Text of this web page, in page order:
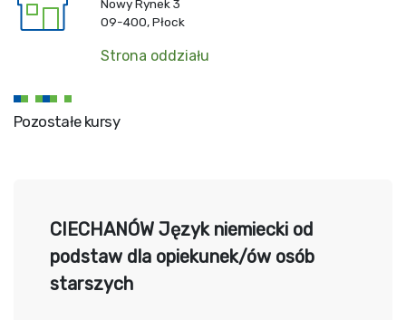
Nowy Rynek 3
09-400, Płock
Strona oddziału
Pozostałe kursy
CIECHANÓW Język niemiecki od
podstaw dla opiekunek/ów osób
starszych